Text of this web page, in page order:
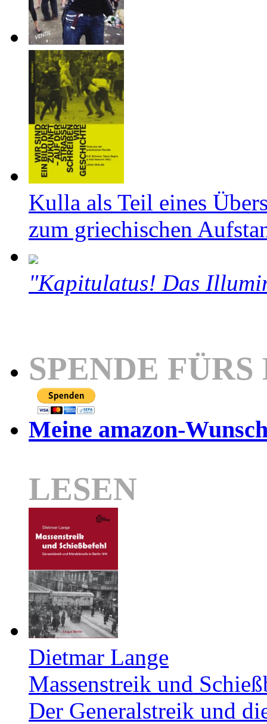
Kulla als Teil eines
zum griechischen
"Kapitulatus! Das
SPENDE
Meine amazon-
LESEN
Dietmar Lange
Massenstreik und
Der Generalstreik und